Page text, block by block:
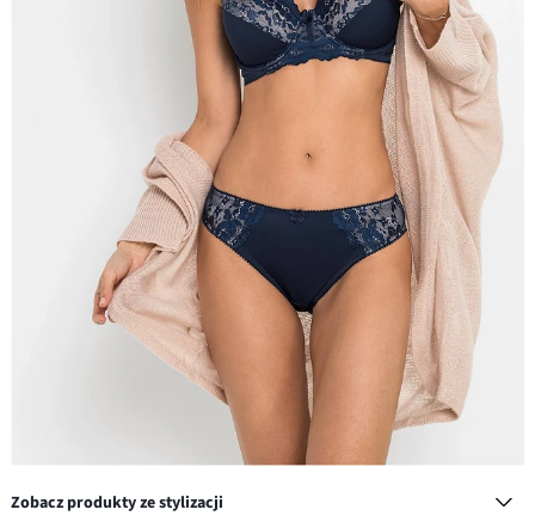
Zobacz produkty ze stylizacji